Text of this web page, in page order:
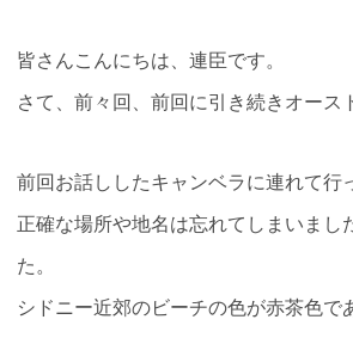
皆さんこんにちは、連臣です。
さて、前々回、前回に引き続きオース
前回お話ししたキャンベラに連れて行
正確な場所や地名は忘れてしまいま
た。
シドニー近郊のビーチの色が赤茶色で